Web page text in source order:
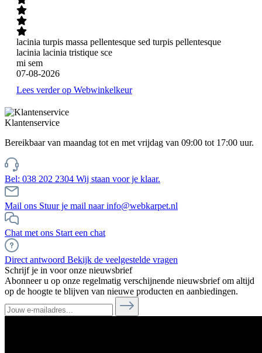
lacinia turpis massa pellentesque sed turpis pellentesque
lacinia lacinia tristique sce
mi sem
07-08-2026
Lees verder op Webwinkelkeur
Klantenservice
Bereikbaar van maandag tot en met vrijdag van 09:00 tot 17:00 uur.
Bel: 038 202 2304 Wij staan voor je klaar.
Mail ons Stuur je mail naar info@webkarpet.nl
Chat met ons Start een chat
Direct antwoord Bekijk de veelgestelde vragen
Schrijf je in voor onze nieuwsbrief
Abonneer u op onze regelmatig verschijnende nieuwsbrief om altijd
op de hoogte te blijven van nieuwe producten en aanbiedingen.